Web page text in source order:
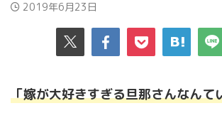
2019年6月23日
「嫁が大好きすぎる旦那さんなんて